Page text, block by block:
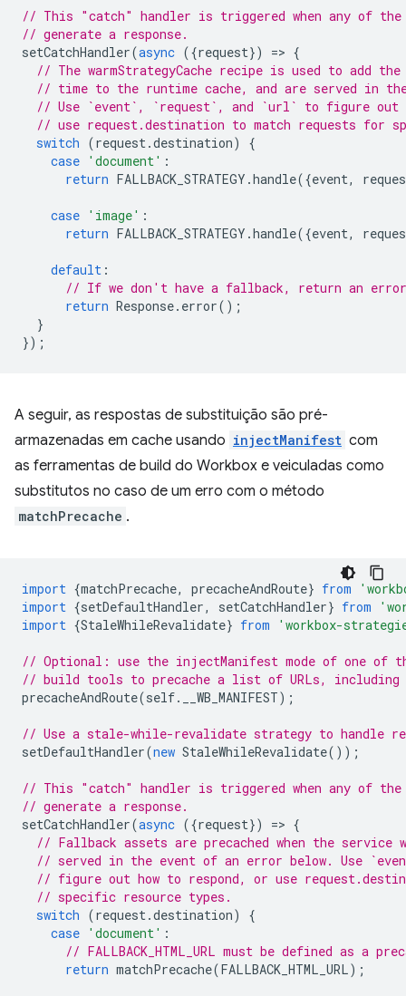
// This "catch" handler is triggered when any of
// generate a response.
setCatchHandler(async ({request}) => {
// The warmStrategyCache recipe is used to add
// time to the runtime cache, and are served in
// Use `event`, `request`, and `url` to figure out
// use request.destination to match requests for
switch (request.destination)
{
case 'document' :
return FALLBACK_STRATEGY .handle({event,
case 'image' :
return FALLBACK_STRATEGY .handle({event,
default :
// If we don't have a fallback, return an error
return Response. error();
}
});
A seguir, as respostas de substituição são pré-
armazenadas em cache usando injectManifest com
as ferramentas de build do Workbox e veiculadas como
substitutos no caso de um erro com o método
matchPrecache .
import {matchPrecache, precacheAndRoute} from
import {setDefaultHandler, setCatchHandler} from
import {StaleWhileRevalidate} from 'workbox-
// Optional: use the injectManifest mode of one of
// build tools to precache a list of URLs, including
precacheAndRoute(self. __WB_MANIFEST);
// Use a stale-while-revalidate strategy to handle
setDefaultHandler(new StaleWhileRevalidate());
// This "catch" handler is triggered when any of
// generate a response.
setCatchHandler(async ({request}) => {
// Fallback assets are precached when the
// served in the event of an error below. Use
// figure out how to respond, or use
// specific resource types.
switch (request.destination)
{
case 'document' :
// FALLBACK_HTML_URL must be defined as a
return matchPrecache(FALLBACK_HTML_URL);